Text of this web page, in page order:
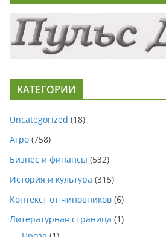
КАТЕГОРИИ
Uncategorized (18)
Агро (758)
Бизнес и финансы (532)
История и культура (315)
Контекст от чиновников (6)
Литературная страница (1)